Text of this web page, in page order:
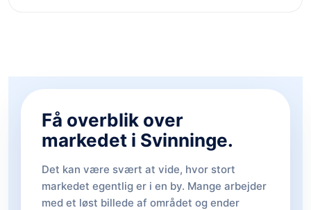
Få overblik over
markedet i Svinninge.
Det kan være svært at vide, hvor stort
markedet egentlig er i en by. Mange arbejder
med et løst billede af området og ender